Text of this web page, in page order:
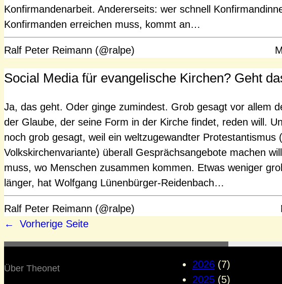
Konfirmandenarbeit. Andererseits: wer schnell
Konfirmanden erreichen muss, kommt an…
Ralf Peter Reimann (@ralpe)
Social Media für evangelische Kirchen? Geht
Ja, das geht. Oder ginge zumindest. Grob gesagt vor allem
der Glaube, der seine Form in der Kirche findet, reden will.
noch grob gesagt, weil ein weltzugewandter Protestantismus
Volkskirchenvariante) überall Gesprächsangebote machen
muss, wo Menschen zusammen kommen. Etwas weniger
länger, hat Wolfgang Lünenbürger-Reidenbach…
Ralf Peter Reimann (@ralpe)
←
Vorherige Seite
Über Theonet 2026 (7)
2025 (5)